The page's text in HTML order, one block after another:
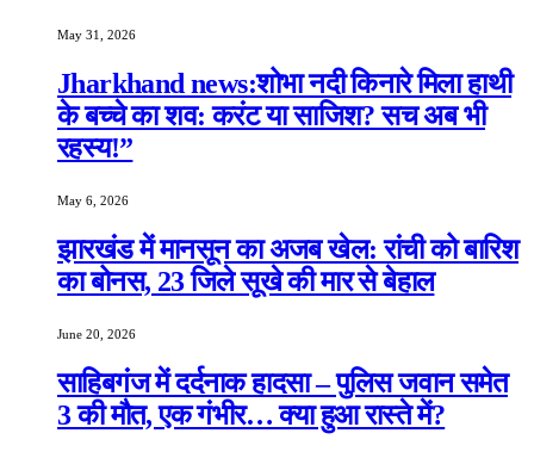
May 31, 2026
Jharkhand news:शोभा नदी किनारे मिला हाथी
के बच्चे का शव: करंट या साजिश? सच अब भी
रहस्य!”
May 6, 2026
झारखंड में मानसून का अजब खेल: रांची को बारिश
का बोनस, 23 जिले सूखे की मार से बेहाल
June 20, 2026
साहिबगंज में दर्दनाक हादसा – पुलिस जवान समेत
3 की मौत, एक गंभीर… क्या हुआ रास्ते में?